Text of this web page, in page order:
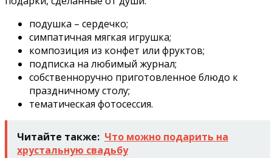
подушка – сердечко;
симпатичная мягкая игрушка;
композиция из конфет или фруктов;
подписка на любимый журнал;
собственноручно приготовленное блюдо к
праздничному столу;
тематическая фотосессия.
Читайте также: Что можно подарить на
хрустальную свадьбу